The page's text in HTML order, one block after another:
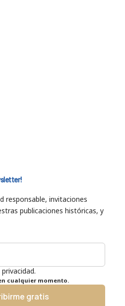
responsable, invitaciones
publicaciones históricas, y
cualquier momento.
gratis